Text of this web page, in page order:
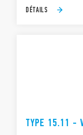
DÉTAILS
TYPE 15.11 -